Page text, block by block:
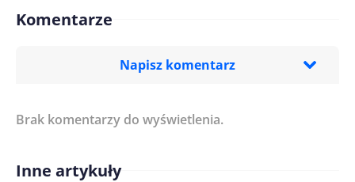
Komentarze
Napisz komentarz
Treść komentarza*
Imię/ Nick*
Brak komentarzy do wyświetlenia.
Inne artykuły